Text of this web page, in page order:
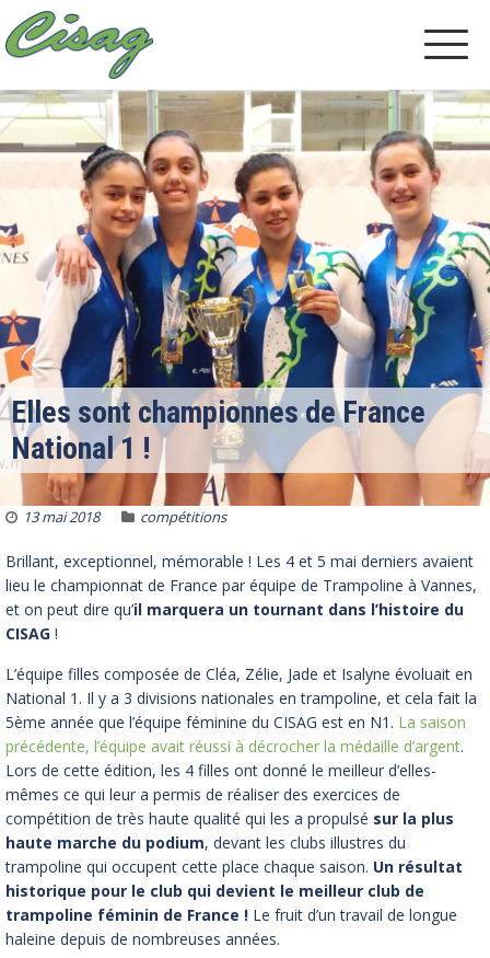
Elles sont championnes de France
National 1 !
13 mai 2018 compétitions
Brillant, exceptionnel, mémorable ! Les 4 et 5 mai derniers avaient
lieu le championnat de France par équipe de Trampoline à Vannes,
et on peut dire qu’il marquera un tournant dans l’histoire du
CISAG !
L’équipe filles composée de Cléa, Zélie, Jade et Isalyne évoluait en
National 1. Il y a 3 divisions nationales en trampoline, et cela fait la
5ème année que l’équipe féminine du CISAG est en N1. La saison
précédente, l’équipe avait réussi à décrocher la médaille d’argent.
Lors de cette édition, les 4 filles ont donné le meilleur d’elles-
mêmes ce qui leur a permis de réaliser des exercices de
compétition de très haute qualité qui les a propulsé sur la plus
haute marche du podium, devant les clubs illustres du
trampoline qui occupent cette place chaque saison. Un résultat
historique pour le club qui devient le meilleur club de
trampoline féminin de France ! Le fruit d’un travail de longue
haleine depuis de nombreuses années.